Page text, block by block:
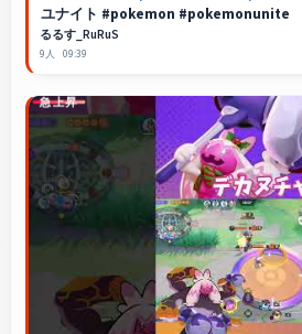
ユナイト #pokemon #pokemonunite
るるす_RuRuS
9人 09:39
急上昇